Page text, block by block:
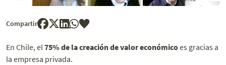
Compartir
En Chile, el75% de la creación de valor económicoes gracias a
la empresa privada.